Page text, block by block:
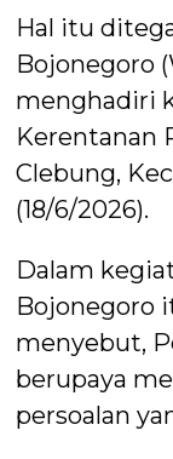
Hal itu
Bojonegoro
menghadiri
Kerentanan
Clebung,
(18/6/2026).
Dalam
Bojonegoro
menyebut,
berupaya
persoalan